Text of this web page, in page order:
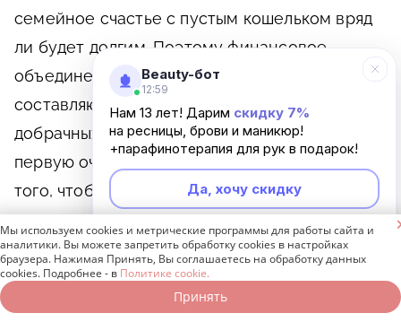
семейное счастье с пустым кошельком вряд
ли будет долгим. Поэтому финансовое
объединение – это одна из важнейших
составляющих счастливого брака и даже
добрачных отношений. Деньги – это, в
первую очередь, возможности, поэтому для
того, чтобы уделять достаточное время своей
семье, ее члены должны и накопления иметь,
и зарабатывать неплохо. И хотя приоритеты у
всех разные, последний тезис вряд ли кто-то
Beauty-бот
12:59
Нам 13 лет! Дарим скидку 7%
на ресницы, брови и маникюр!
+парафинотерапия для рук в подарок!
Да, хочу скидку
Неинтересно
Мы используем cookies и метрические программы для работы сайта и
аналитики. Вы можете запретить обработку cookies в настройках
браузера. Нажимая Принять, Вы соглашаетесь на обработку данных
cookies. Подробнее - в Политике cookie.
Принять